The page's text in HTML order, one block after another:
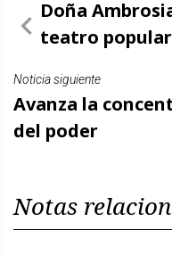
Doña
teatro popular
Noticia siguiente
Avanza la
del poder
Notas